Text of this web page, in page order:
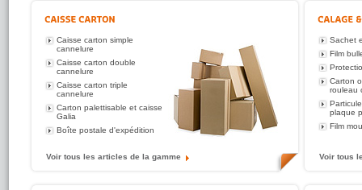
Caisse carton simple
cannelure
Caisse carton double
cannelure
Caisse carton triple
cannelure
Carton palettisable et caisse
Galia
Boîte postale d'expédition
Voir tous les articles de la gamme
Sachet
Film
Carton
rouleau
plaque
Film
Voir tous